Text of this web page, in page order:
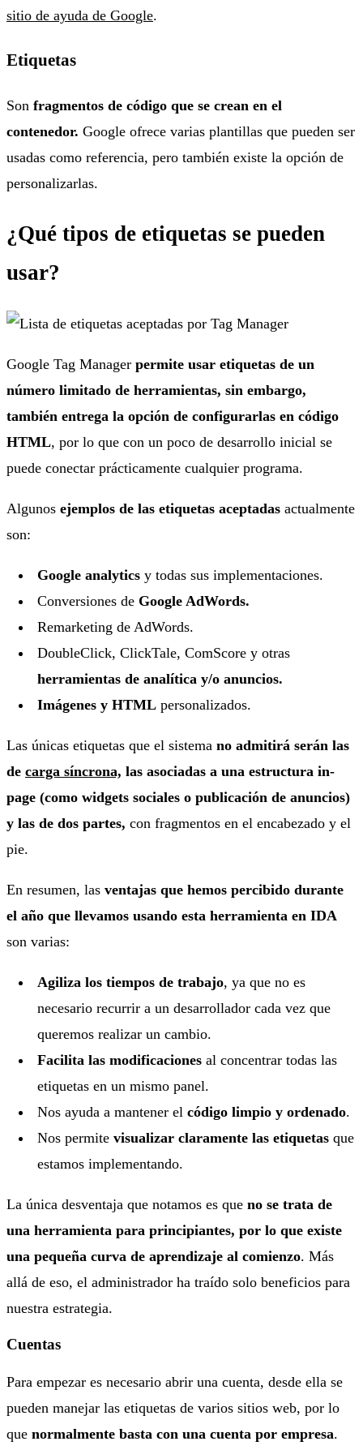
sitio de ayuda de Google.
Etiquetas
Son fragmentos de código que se crean en el
contenedor. Google ofrece varias plantillas que pueden ser
usadas como referencia, pero también existe la opción de
personalizarlas.
¿Qué tipos de etiquetas se pueden
usar?
Google Tag Manager permite usar etiquetas de un
número limitado de herramientas, sin embargo,
también entrega la opción de configurarlas en código
HTML, por lo que con un poco de desarrollo inicial se
puede conectar prácticamente cualquier programa.
Algunos ejemplos de las etiquetas aceptadas actualmente
son:
Google analytics y todas sus implementaciones.
Conversiones de Google AdWords.
Remarketing de AdWords.
DoubleClick, ClickTale, ComScore y otras
herramientas de analítica y/o anuncios.
Imágenes y HTML personalizados.
Las únicas etiquetas que el sistema no admitirá serán las
de carga síncrona, las asociadas a una estructura in-
page (como widgets sociales o publicación de anuncios)
y las de dos partes, con fragmentos en el encabezado y el
pie.
En resumen, las ventajas que hemos percibido durante
el año que llevamos usando esta herramienta en IDA
son varias:
Agiliza los tiempos de trabajo, ya que no es
necesario recurrir a un desarrollador cada vez que
queremos realizar un cambio.
Facilita las modificaciones al concentrar todas las
etiquetas en un mismo panel.
Nos ayuda a mantener el código limpio y ordenado.
Nos permitevisualizar claramente las etiquetas que
estamos implementando.
La única desventaja que notamos es que no se trata de
una herramienta para principiantes, por lo que existe
una pequeña curva de aprendizaje al comienzo. Más
allá de eso, el administrador ha traído solo beneficios para
nuestra estrategia.
Cuentas
Para empezar es necesario abrir una cuenta, desde ella se
pueden manejar las etiquetas de varios sitios web, por lo
que normalmente basta con una cuenta por empresa.